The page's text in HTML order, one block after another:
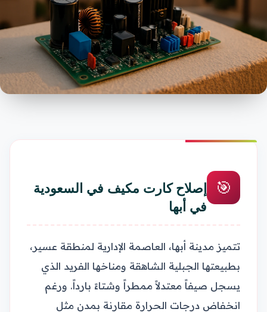
🎯
إصلاح كارت مكيف في السعودية
في أبها
تتميز مدينة أبها، العاصمة الإدارية لمنطقة عسير،
بطبيعتها الجبلية الشاهقة ومناخها الفريد الذي
يسجل صيفاً معتدلاً ممطراً وشتاءً بارداً. ورغم
انخفاض درجات الحرارة مقارنة بمدن مثل